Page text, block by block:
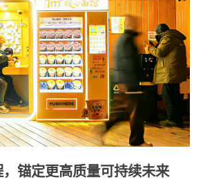
锚定更高质量可持续未来